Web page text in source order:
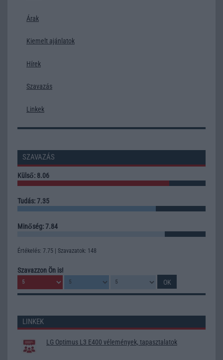
Árak
Kiemelt ajánlatok
Hírek
Szavazás
Linkek
SZAVAZÁS
Külső: 8.06
Tudás: 7.35
Minőség: 7.84
Értékelés: 7.75 | Szavazatok: 148
Szavazzon Ön is!
LINKEK
LG Optimus L3 E400 vélemények, tapasztalatok